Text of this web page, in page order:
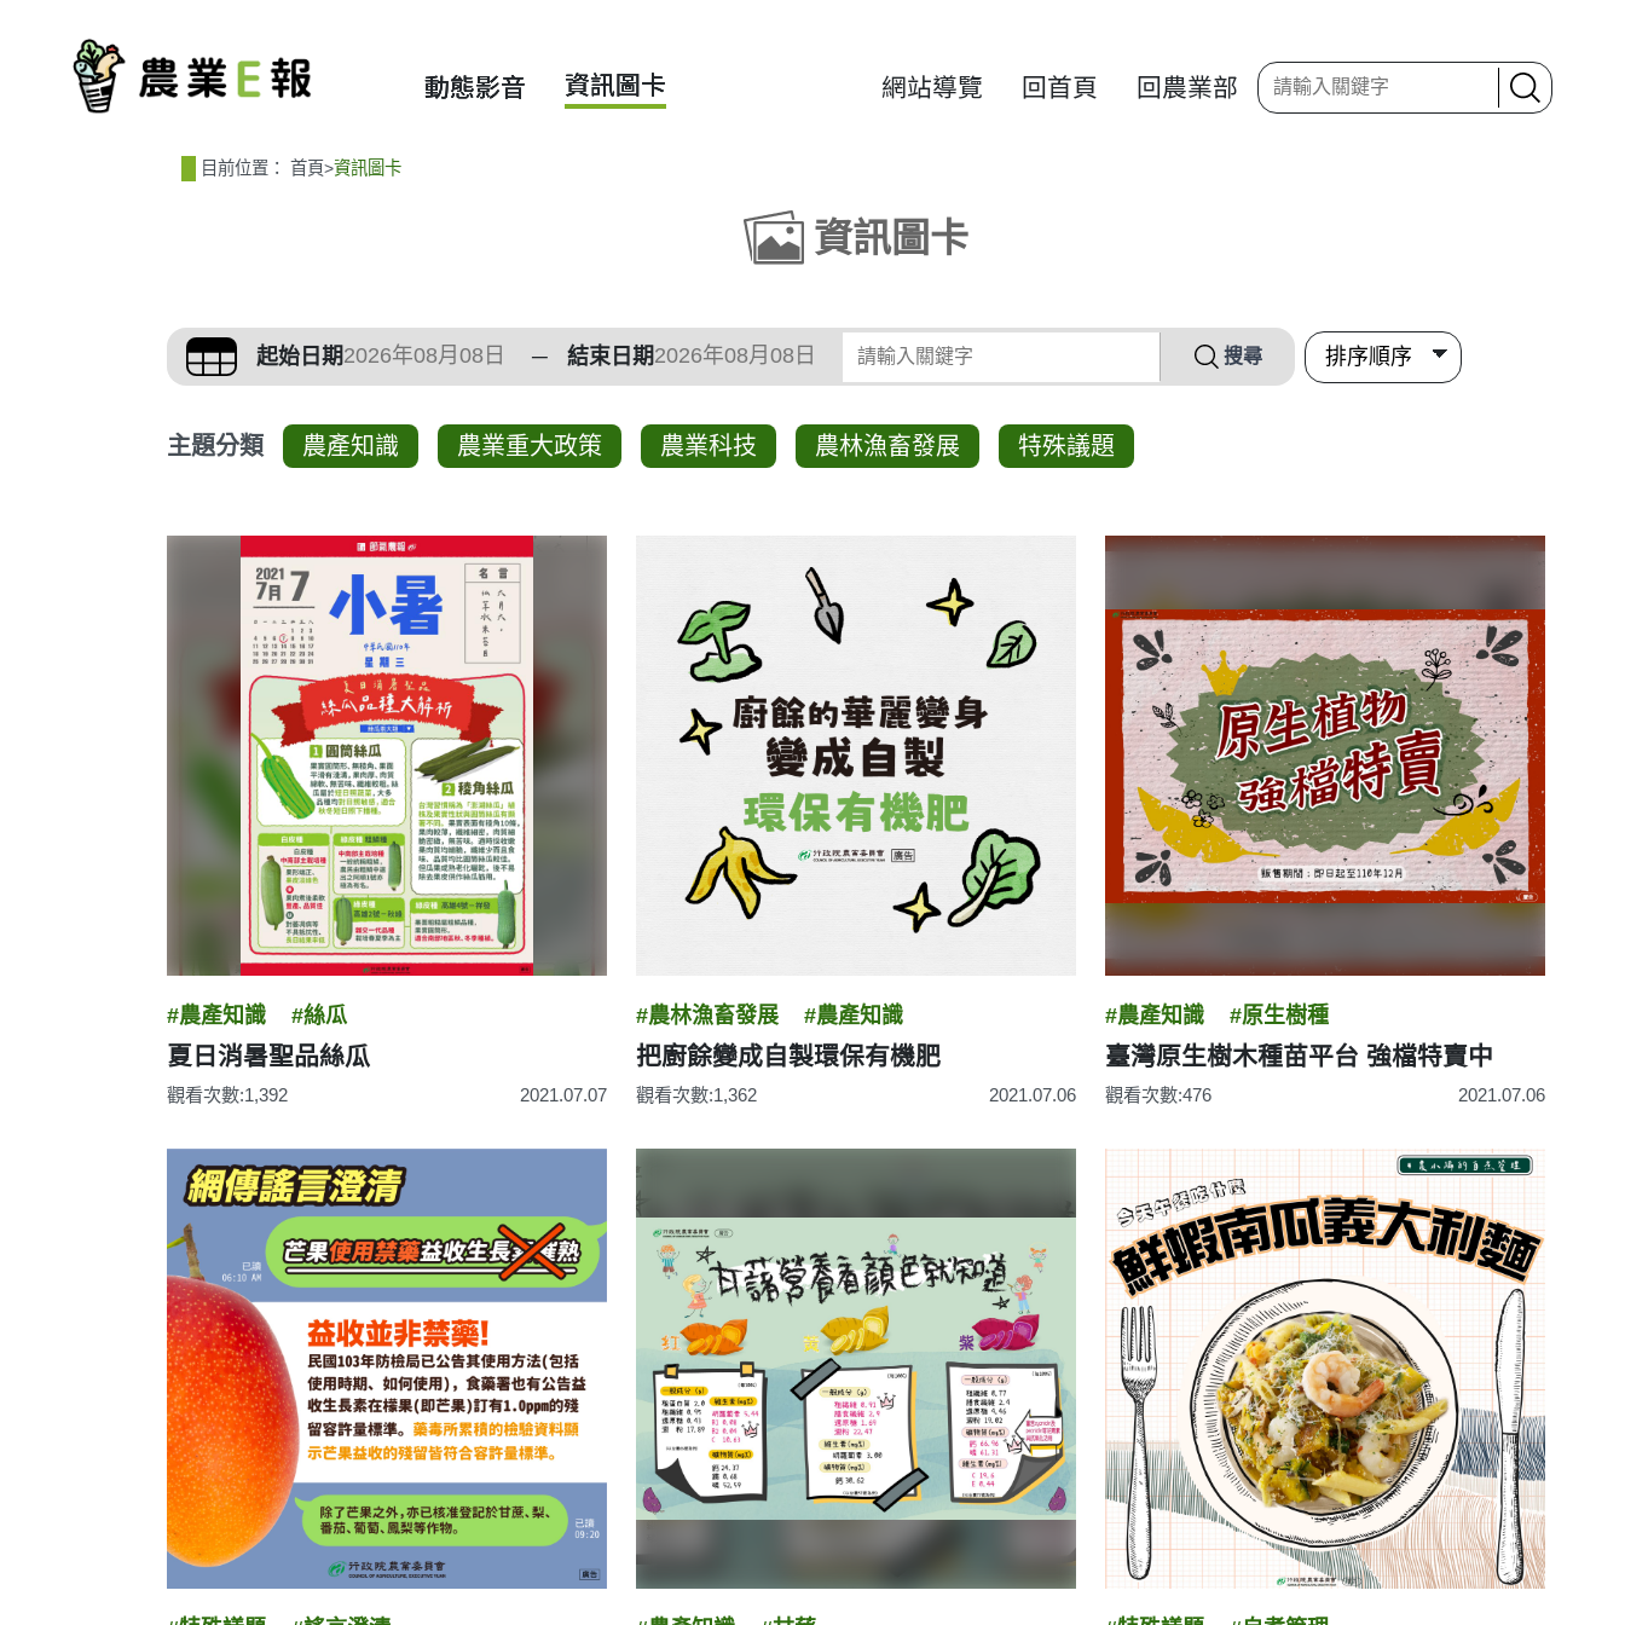
動態影音 資訊圖卡 網站導覽 回首頁 回農業部
目前位置： 首頁>資訊圖卡
資訊圖卡
篩選、排序與主題分類
起始日期 結束日期 請輸入關鍵字 搜尋
主題分類 農產知識 農業重大政策 農業科技 農林漁畜發展 特殊議題
圖卡列表
#農產知識 #絲瓜
夏日消暑聖品絲瓜
觀看次數:1,392 2021.07.07
#農林漁畜發展 #農產知識
把廚餘變成自製環保有機肥
觀看次數:1,362 2021.07.06
#農產知識 #原生樹種
臺灣原生樹木種苗平台 強檔特賣中
觀看次數:476 2021.07.06